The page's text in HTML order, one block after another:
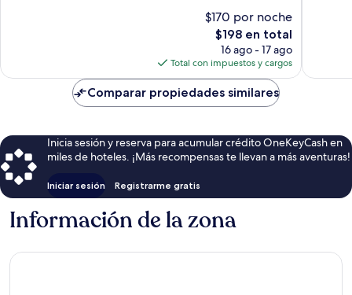
$170 por noche
El
precio
actual
es
de
$198
$198 en total
16 ago - 17 ago
Total con impuestos y cargos
Comparar propiedades similares
Inicia sesión y reserva para acumular crédito OneKeyCash en
miles de hoteles. ¡Más recompensas te llevan a más aventuras!
Iniciar sesión Registrarme gratis
Información de la zona